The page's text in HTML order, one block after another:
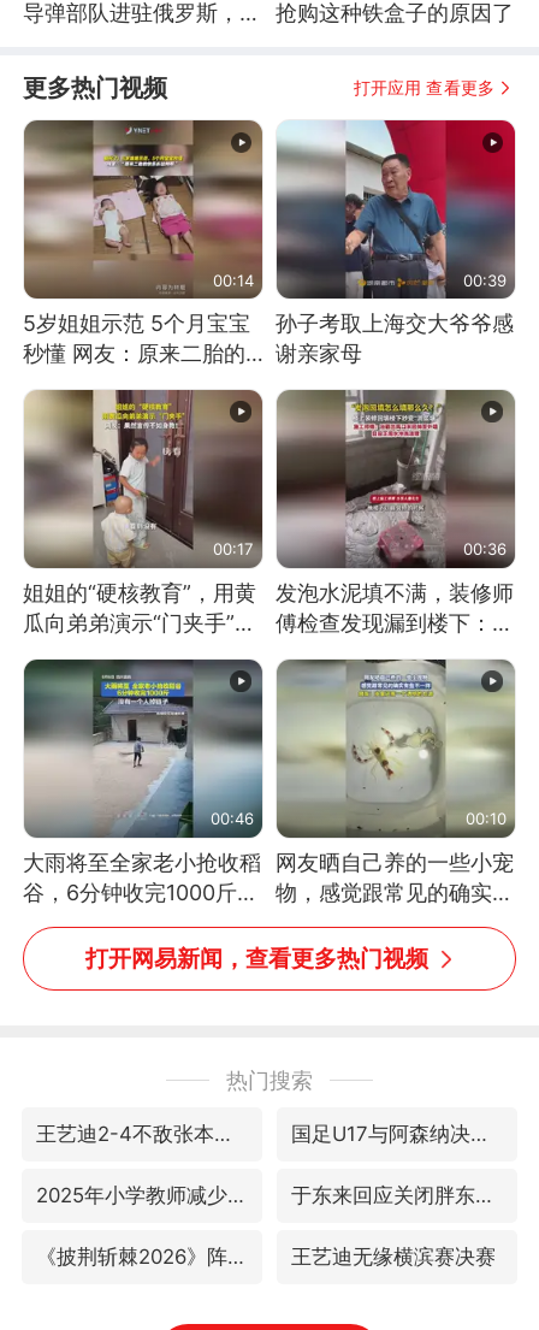
导弹部队进驻俄罗斯，乌
抢购这种铁盒子的原因了
更多热门视频 打开应用 查看更多
00:14
5岁姐姐示范 5个月宝宝
秒懂 网友：原来二胎的
00:39
孙子考取上海交大爷爷感
谢亲家母
00:17
姐姐的“硬核教育”，用黄
瓜向弟弟演示“门夹手”，
教！
00:36
发泡水泥填不满，装修师
傅检查发现漏到楼下：出
00:46
大雨将至全家老小抢收稻
谷，6分钟收完1000斤，
没有一个人掉链子
00:10
网友晒自己养的一些小宠
物，感觉跟常见的确实有
些不一样
打开网易新闻，查看更多热门视频
热门搜索
王艺迪2-4不敌张本美和止步4强 国足U17与阿森纳决赛取消 并列冠军
2025年小学教师减少13.19万 于东来回应关闭胖东来生活广场店
《披荆斩棘2026》阵容官宣 王艺迪无缘横滨赛决赛